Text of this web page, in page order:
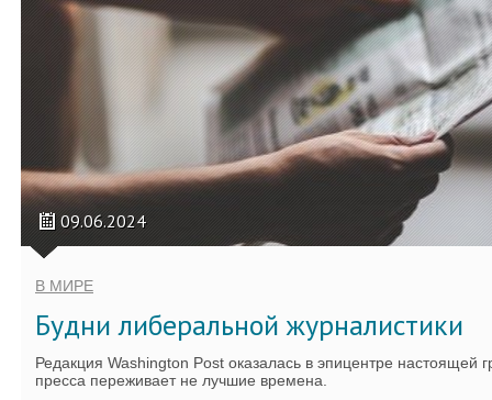
09.06.2024
В МИРЕ
Будни либеральной журналистики
Редакция Washington Post оказалась в эпицентре настоящей
пресса переживает не лучшие времена.